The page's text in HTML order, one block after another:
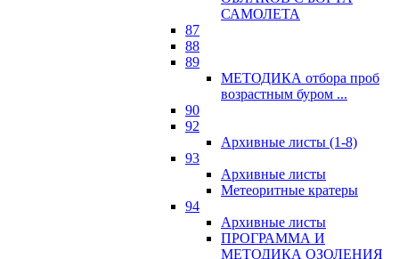
САМОЛЕТА
87
88
89
МЕТОДИКА отбора проб
возрастным буром ...
90
92
Архивные листы (1-8)
93
Архивные листы
Метеоритные кратеры
94
Архивные листы
ПРОГРАММА И
МЕТОДИКА ОЗОЛЕНИЯ